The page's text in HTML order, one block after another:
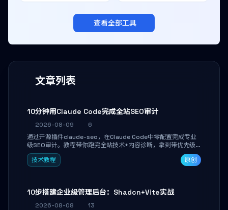
文章列表
10分钟用Claude Code完成全站SEO审计
2026-08-09
6
通过开源插件claude-seo，在Claude Code中零配置完成专业
级SEO审计。教程带你跑完全站技术+内容诊断，拿到带优先级
和验证方法的可执行修复清单，适合独立开发者、SEO从业者和
站长快速上手。
技术教程 原创
10步搭建企业级管理后台：Shadcn+Vite实战
2026-08-08
13
查看全部工具